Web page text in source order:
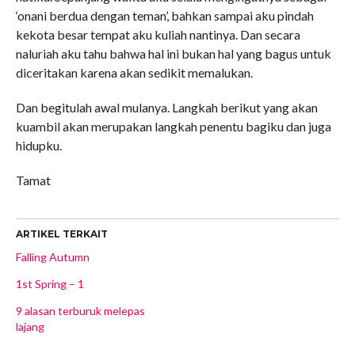
‘onani berdua dengan teman’, bahkan sampai aku pindah
kekota besar tempat aku kuliah nantinya. Dan secara
naluriah aku tahu bahwa hal ini bukan hal yang bagus untuk
diceritakan karena akan sedikit memalukan.
Dan begitulah awal mulanya. Langkah berikut yang akan
kuambil akan merupakan langkah penentu bagiku dan juga
hidupku.
Tamat
ARTIKEL TERKAIT
Falling Autumn
1st Spring – 1
9 alasan terburuk melepas
lajang